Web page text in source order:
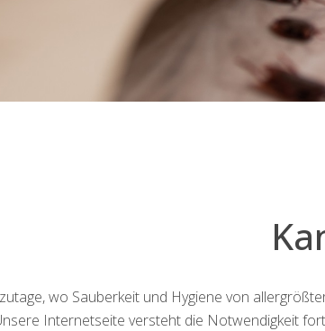
wo Sauberkeit und Hygiene von
Internetseite versteht die Notwendigkeit